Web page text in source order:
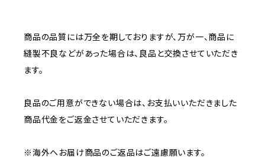
商品の品質には万全を期しておりますが、万が一、商品に
縫製不良などがあった場合は、良品と交換させていただき
ます。
良品のご用意ができない場合は、お支払いいただきました
商品代金をご返金させていただきます。
※海外へお届け商品のご返品はご遠慮願います。